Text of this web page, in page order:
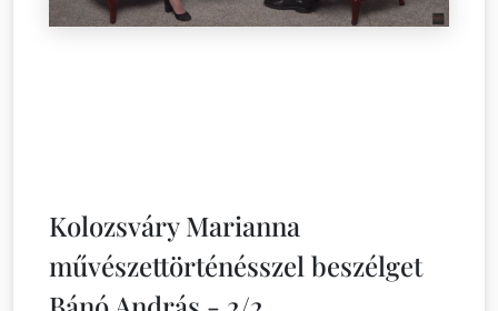
Kolozsváry Marianna
művészettörténésszel beszélget